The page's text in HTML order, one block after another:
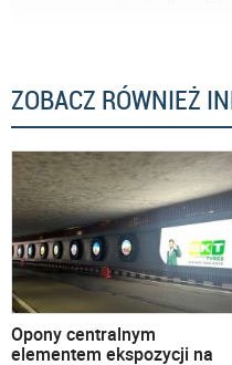
ZOBACZ RÓWNIEŻ
Opony centralnym
elementem ekspozycji na